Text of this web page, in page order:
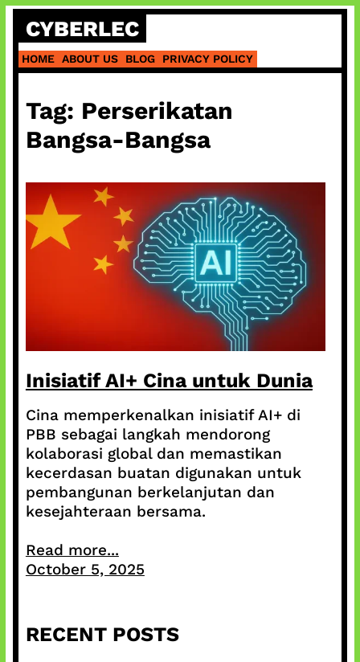
Skip
content
CYBERLEC
HOME ABOUT US BLOG PRIVACY POLICY
Tag: Perserikatan
Bangsa-Bangsa
Inisiatif AI+ Cina untuk Dunia
Cina memperkenalkan inisiatif AI+ di
PBB sebagai langkah mendorong
kolaborasi global dan memastikan
kecerdasan buatan digunakan untuk
pembangunan berkelanjutan dan
kesejahteraan bersama.
Read more...
October 5, 2025
RECENT POSTS